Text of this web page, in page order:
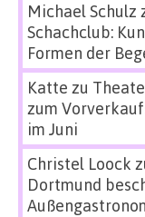
Michael Schulz
Schachclub:
Formen der
Katte zu
zum
im Juni
Christel Loock
Dortmund